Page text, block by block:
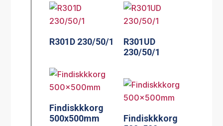
R301D 230/50/1
R301UD
230/50/1
Findiskkkorg
500x500mm
Findiskkkorg